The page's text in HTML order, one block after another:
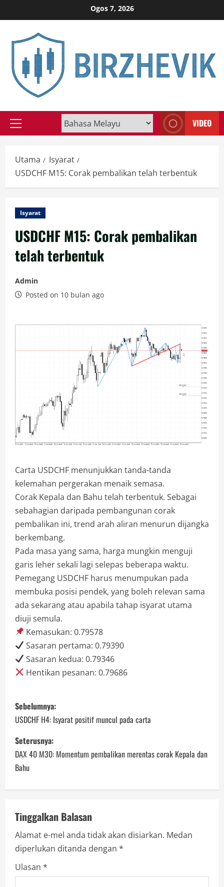
to
Ogos 7, 2026
Primary
VIDEO
Utama
Isyarat
USDCHF M15: Corak pembalikan telah terbentuk
Isyarat
USDCHF M15: Corak pembalikan
telah terbentuk
Admin
Posted on 10 bulan ago
Carta USDCHF menunjukkan tanda-tanda
kelemahan pergerakan menaik semasa.
Corak Kepala dan Bahu telah terbentuk. Sebagai
sebahagian daripada pembangunan corak
pembalikan ini, trend arah aliran menurun dijangka
berkembang.
Pada masa yang sama, harga mungkin menguji
garis leher sekali lagi selepas beberapa waktu.
Pemegang USDCHF harus menumpukan pada
membuka posisi pendek, yang boleh relevan sama
ada sekarang atau apabila tahap isyarat utama
diuji semula.
Kemasukan: 0.79578
Sasaran pertama: 0.79390
Sasaran kedua: 0.79346
Hentikan pesanan: 0.79686
P
o
s
t
n
a
v
i
g
Sebelumnya:
USDCHF H4: Isyarat positif muncul pada carta
Seterusnya:
DAX 40 M30: Momentum pembalikan merentas corak Kepala dan
Bahu
Tinggalkan Balasan
Alamat e-mel anda tidak akan disiarkan. Medan
diperlukan ditanda dengan *
Ulasan *